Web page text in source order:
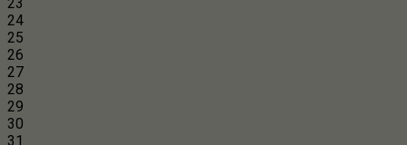
24
25
26
27
28
29
30
31